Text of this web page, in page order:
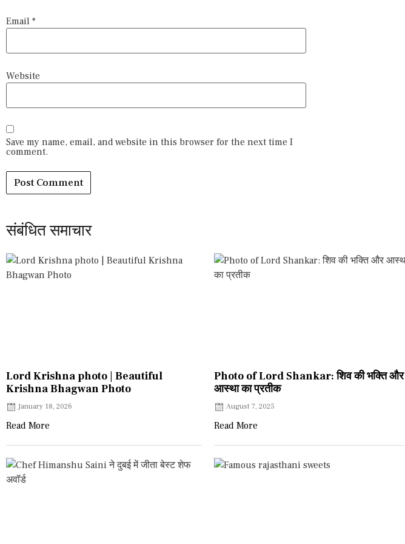
Email *
Website
Save my name, email, and website in this browser for the next time I
comment.
संबंधित समाचार
Lord Krishna photo | Beautiful
Krishna Bhagwan Photo
January 18, 2026
Read More
Photo of Lord Shankar: शिव की भक्ति और
आस्था का प्रतीक
August 7, 2025
Read More